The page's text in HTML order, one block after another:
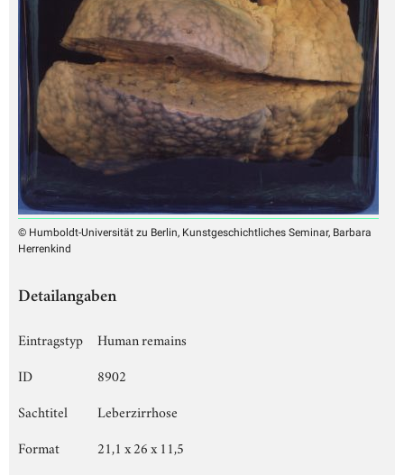
© Humboldt-Universität zu Berlin, Kunstgeschichtliches Seminar, Barbara
Herrenkind
Detailangaben
Eintragstyp
Human remains
ID
8902
Sachtitel
Leberzirrhose
Format
21,1 x 26 x 11,5